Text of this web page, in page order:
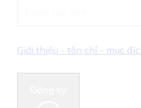
Giới thiệu - tôn chỉ - mục